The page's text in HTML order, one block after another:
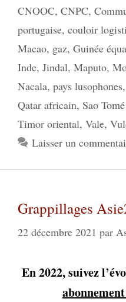
CNOOC, CNPC,
portugaise, couloir
Macao, gaz, Guinée
Inde, Jindal, Maputo,
Nacala, pays lusophones,
Qatar africain, Sao
Timor oriental, Vale,
Laisser un
Grappillages
22 décembre 2021 par
En 2022, suivez